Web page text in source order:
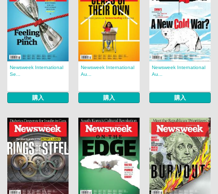
Newsweek International
Se...
購入
Newsweek International
Au...
購入
Newsweek International
Au...
購入